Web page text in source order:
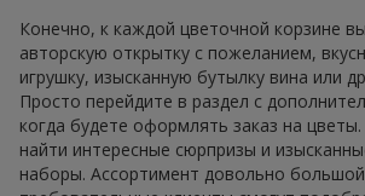
Конечно, к каждой цветочной корзине
авторскую открытку с пожеланием,
игрушку, изысканную бутылку вина или
Просто перейдите в раздел с
когда будете оформлять заказ на
найти интересные сюрпризы и
наборы. Ассортимент довольно